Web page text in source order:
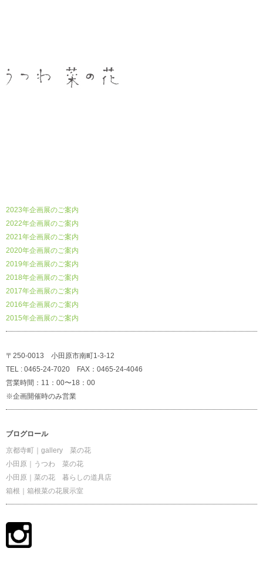
2023年企画展のご案内
2022年企画展のご案内
2021年企画展のご案内
2020年企画展のご案内
2019年企画展のご案内
2018年企画展のご案内
2017年企画展のご案内
2016年企画展のご案内
2015年企画展のご案内
〒250-0013 小田原市南町1-3-12
TEL : 0465-24-7020 FAX：0465-24-4046
営業時間：11：00〜18：00
※企画開催時のみ営業
ブログロール
京都寺町｜gallery 菜の花
小田原｜うつわ 菜の花
小田原｜菜の花 暮らしの道具店
箱根｜箱根菜の花展示室